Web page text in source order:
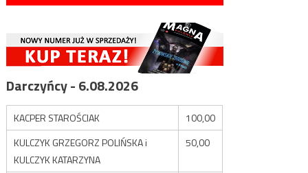
Darczyńcy - 6.08.2026
KACPER STAROŚCIAK
100,00
KULCZYK GRZEGORZ POLIŃSKA i
KULCZYK KATARZYNA
50,00